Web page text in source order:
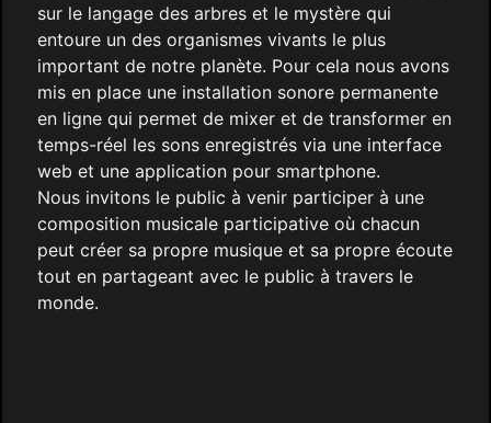
sur le langage des arbres et le mystère qui
entoure un des organismes vivants le plus
important de notre planète. Pour cela nous avons
mis en place une installation sonore permanente
en ligne qui permet de mixer et de transformer en
temps-réel les sons enregistrés via une interface
web et une application pour smartphone.
Nous invitons le public à venir participer à une
composition musicale participative où chacun
peut créer sa propre musique et sa propre écoute
tout en partageant avec le public à travers le
monde.